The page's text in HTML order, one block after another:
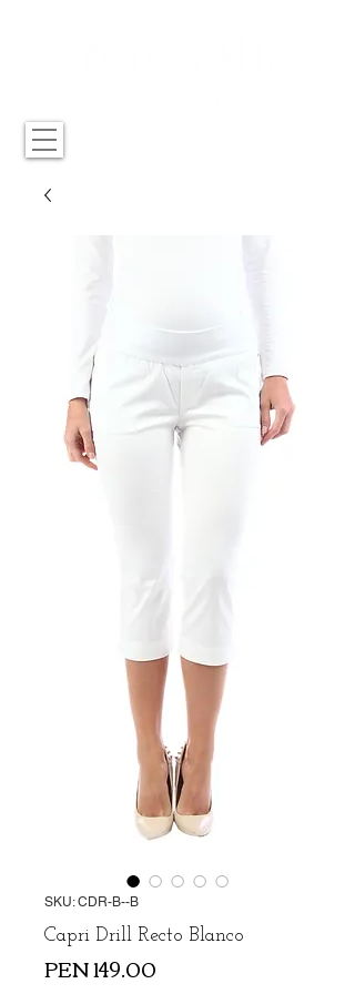
SKU: CDR-B--B
Capri Drill Recto Blanco
PEN 149.00